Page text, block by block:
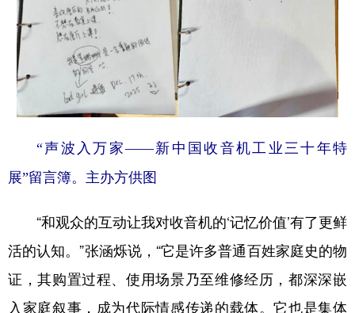
“声波入万家——新中国收音机工业三十年特
展”留言簿。主办方供图
“和观众的互动让我对收音机的‘记忆价值’有了更鲜
活的认知。”张涵烁说，“它是许多普通百姓家庭史的物
证，其购置过程、使用场景乃至维修经历，都深深嵌
入家庭叙事，成为代际情感传递的载体。它也是集体